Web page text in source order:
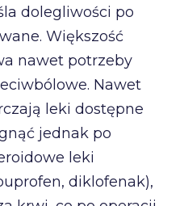
dolegliwości po
Większość
nawet potrzeby
Nawet
leki dostępne
jednak po
leki
diklofenak),